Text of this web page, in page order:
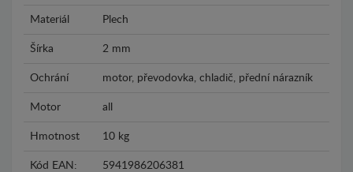
Materiál Plech
Šírka 2 mm
Ochrání motor, převodovka, chladič, přední nárazník
Motor all
Hmotnost 10 kg
Kód EAN: 5941986206381